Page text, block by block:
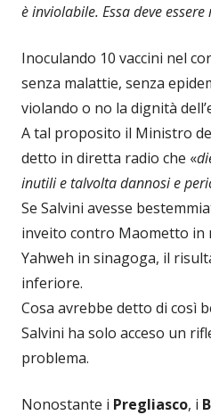
è inviolabile. Essa deve
Inoculando 10 vaccini nel
senza malattie, senza
violando o no la dignità
A tal proposito il Ministro
detto in diretta radio che «
inutili e talvolta dannosi e
Se Salvini avesse
inveito contro Maometto in
Yahweh in sinagoga, il
inferiore.
Cosa avrebbe detto di così
Salvini ha solo acceso un
problema.
Nonostante i Pregliasco, i